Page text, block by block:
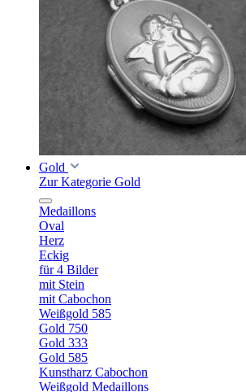
Gold
Zur Kategorie Gold
Medaillons
Oval
Herz
Eckig
für 4 Bilder
mit Stein
mit Cabochon
Weißgold 585
Gold 750
Gold 333
Gold 585
Kunstharz Cabochon
Weißgold Medaillons